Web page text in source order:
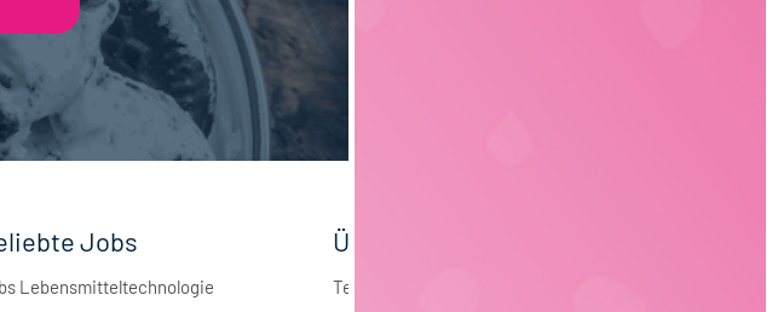
Jobs
Lebensmitteltechnologie
Über foodjobs
Team